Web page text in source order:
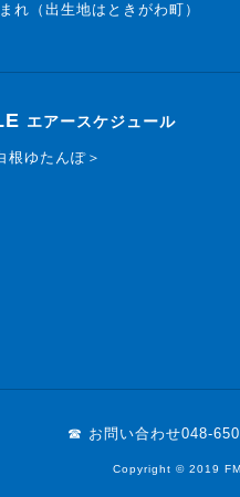
れ（出生地はときがわ町）
エアースケジュール
根ゆたんぽ＞
☎ お問い合わせ048-
Copyright © 2019